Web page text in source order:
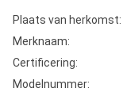
Plaats van herkomst:
Merknaam:
Certificering:
Modelnummer: